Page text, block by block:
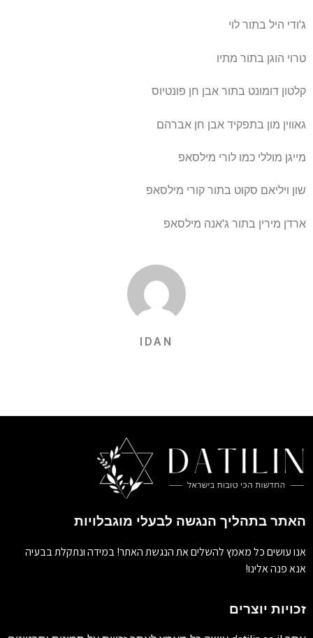
ג'ודי היל בתור לוי
טרוי הוגן בתור מתיו
קלטון דומונט בתור אבן חן פונטיוס
גאווין מון בתפקיד אבן חן אברהם
מייגן מוללי כמו לורי מילסאפ
שון ויליאם סקוט בתור קורי מילסאפ
ארדן מירין בתור ג'אנה מילסאפ
IDAN
האתר בתהליך הנגשה לבעלי מוגבלויות
אנו עושים כל מאמץ להשלים את הנגשת האתר! במידה ונתקלת בבעיה
אנא פנה אלינו!
זכויות יוצרים